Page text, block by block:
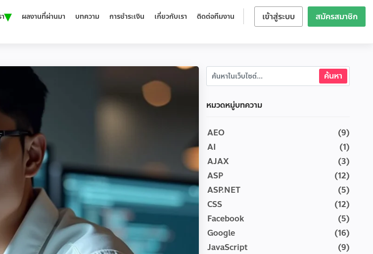
เข้าสู่ระบบ สมัครสมาชิก
า▾ ผลงานที่ผ่านมา บทความ การชำระเงิน เกี่ยวกับเรา ติดต่อทีมงาน
หมวดหมู่บทความ
AEO
(9)
AI
(1)
AJAX
(3)
ASP
(12)
ASP.NET
(5)
CSS
(12)
Facebook
(5)
Google
(16)
JavaScript
(9)